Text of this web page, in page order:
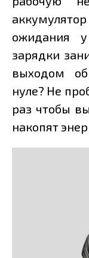
ожидания
зарядки
выходом
нуле? Не
раз чтобы
накопят